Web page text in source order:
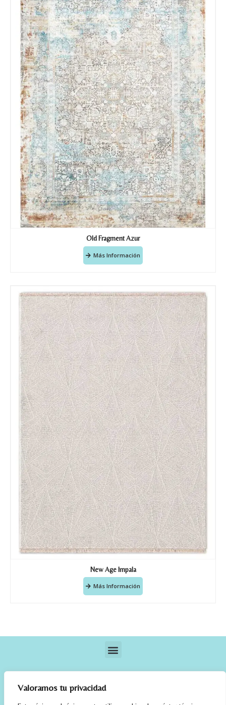
Valoramos tu privacidad
Old Fragment Azur
Más Información
New Age Impala
Más Información